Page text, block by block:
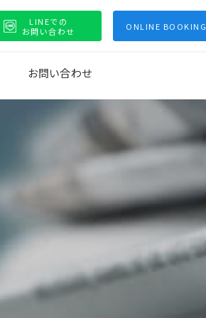
LINEでの
お問い合わせ
ONLINE BOOKING
お問い合わせ